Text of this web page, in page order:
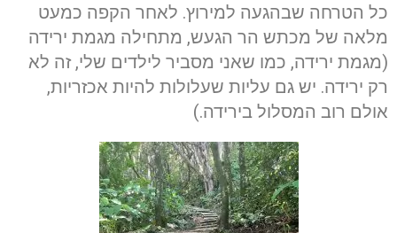
כל הטרחה שבהגעה למירוץ. לאחר הקפה כמעט
מלאה של מכתש הר הגעש, מתחילה מגמת ירידה
(מגמת ירידה, כמו שאני מסביר לילדים שלי, זה לא
רק ירידה. יש גם עליות שעלולות להיות אכזריות,
אולם רוב המסלול בירידה.)